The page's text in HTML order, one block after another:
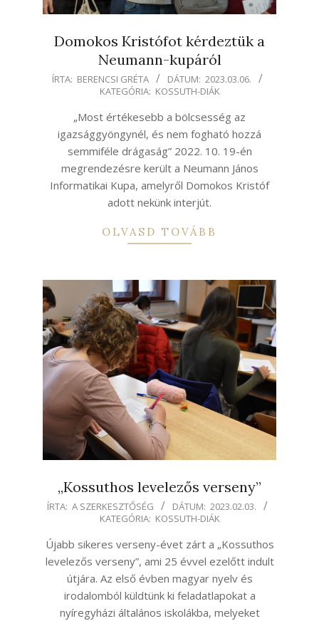
Domokos Kristófot kérdeztük a
Neumann-kupáról
2023-
ÍRTA: BERENCSI GRÉTA DÁTUM: 2023.03.06.
KATEGÓRIA: KOSSUTH-DIÁK
„Most értékesebb a bölcsesség az
igazsággyöngynél, és nem fogható hozzá
semmiféle drágaság” 2022. 10. 19-én
megrendezésre került a Neumann János
Informatikai Kupa, amelyről Domokos Kristóf
adott nekünk interjút.
OLVASD TOVÁBB
„Kossuthos levelezős verseny”
2023-
03
ÍRTA: A SZERKESZTŐSÉG DÁTUM: 2023.02.03.
KATEGÓRIA: KOSSUTH-DIÁK
Újabb sikeres verseny-évet zárt a „Kossuthos
levelezős verseny”, ami 25 évvel ezelőtt indult
útjára. Az első évben magyar nyelv és
irodalomból küldtünk ki feladatlapokat a
nyíregyházi általános iskolákba, melyeket